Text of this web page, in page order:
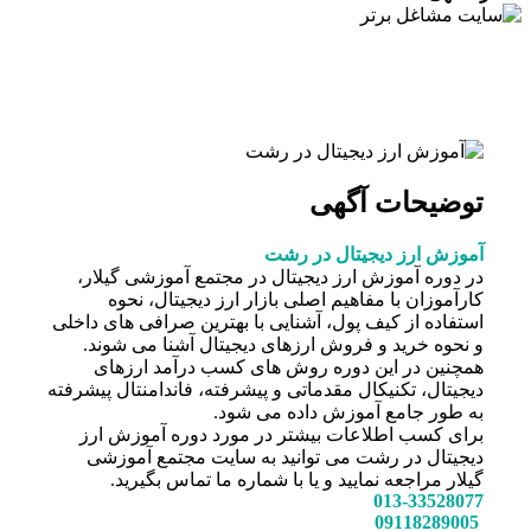
توضیحات آگهی
آموزش ارز دیجیتال در رشت
در دوره آموزش ارز دیجیتال در مجتمع آموزشی گیلار،
کارآموزان با مفاهیم اصلی بازار ارز دیجیتال، نحوه
استفاده از کیف پول، آشنایی با بهترین صرافی های داخلی
و نحوه خرید و فروش ارزهای دیجیتال آشنا می شوند.
همچنین در این دوره روش های کسب درآمد ارزهای
دیجیتال، تکنیکال مقدماتی و پیشرفته، فاندامنتال پیشرفته
به طور جامع آموزش داده می شود.
برای کسب اطلاعات بیشتر در مورد دوره آموزش ارز
دیجیتال در رشت می توانید به سایت مجتمع آموزشی
گیلار مراجعه نمایید و یا با شماره ما تماس بگیرید.
013-33528077